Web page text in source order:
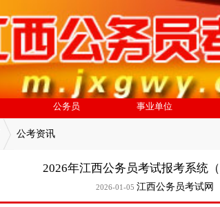
公务员 事业单位
公考资讯
2026年江西公务员考试报考系统（
2026-01-05 江西公务员考试网